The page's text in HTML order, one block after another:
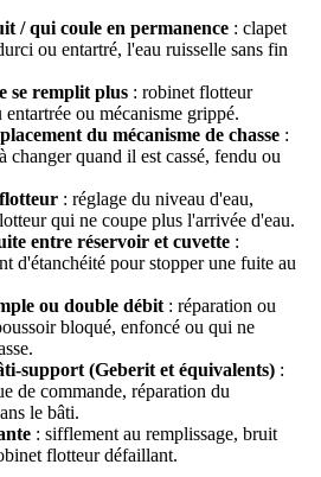
/ qui coule en permanence : clapet
ou entartré, l'eau ruisselle sans fin
se remplit plus : robinet flotteur
ou mécanisme grippé.
du mécanisme de chasse :
changer quand il est cassé, fendu ou
: réglage du niveau d'eau,
qui ne coupe plus l'arrivée d'eau.
entre réservoir et cuvette :
d'étanchéité pour stopper une fuite au
ou double débit : réparation ou
bloqué, enfoncé ou qui ne
support (Geberit et équivalents) :
de commande, réparation du
le bâti.
: sifflement au remplissage, bruit
flotteur défaillant.